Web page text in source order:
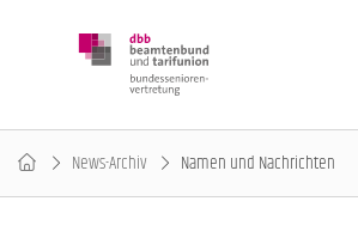
News-Archiv Namen und Nachrichten